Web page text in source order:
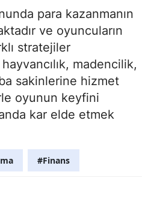
para kazanmanın
ve oyuncuların
stratejiler
madencilik,
sakinlerine hizmet
oyunun keyfini
kar elde etmek
#Finans